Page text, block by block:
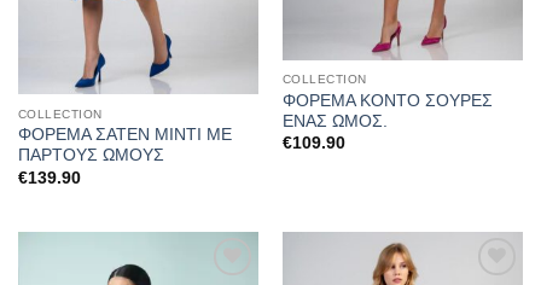
COLLECTION
ΦΟΡΕΜΑ ΣΑΤΕΝ ΜΙΝΤΙ ΜΕ
ΠΑΡΤΟΥΣ ΩΜΟΥΣ
€139.90
COLLECTION
ΦΟΡΕΜΑ ΚΟΝΤΟ ΣΟΥΡΕΣ
ΕΝΑΣ ΩΜΟΣ.
€109.90